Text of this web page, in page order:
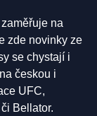
na
zde novinky ze
se chystají i
českou i
UFC,
Bellator.